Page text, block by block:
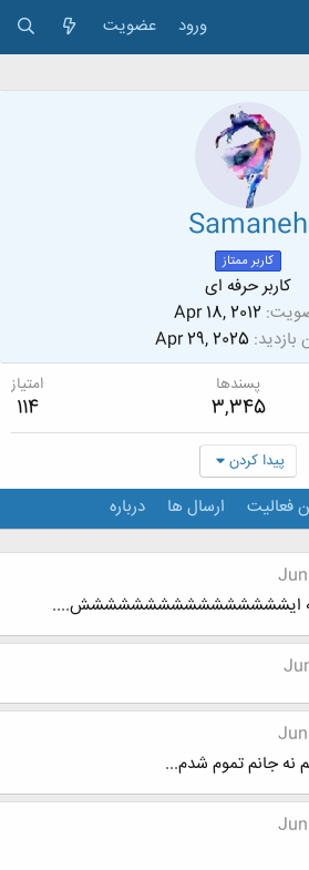
ورود عضویت
Samaneh
کاربر ممتاز
کاربر حرفه ای
Apr 18, 2012
بازدید Apr 29, 2025
پسندها
3,345
امتیاز
114
پیدا کردن
فعالیت ارسال ها درباره
ایشششششششششششششششش....
جانم تموم شدم...